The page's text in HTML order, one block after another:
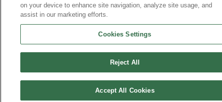
on your device to enhance site navigation, analyze site usage, and
assist in our marketing efforts.
Cookies Settings
Reject All
Accept All Cookies